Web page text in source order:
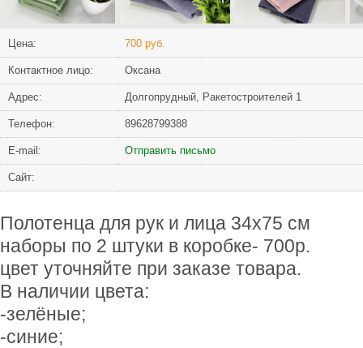
Цена: 700 руб.
Контактное лицо: Оксана
Адрес: Долгопрудный, Ракетостроителей 1
Телефон: 89628799388
Е-mail: Отправить письмо
Сайт:
Полотенца для рук и лица 34х75 см
наборы по 2 штуки в коробке- 700р.
цвет уточняйте при заказе товара.
В наличии цвета:
-зелёные;
-синие;